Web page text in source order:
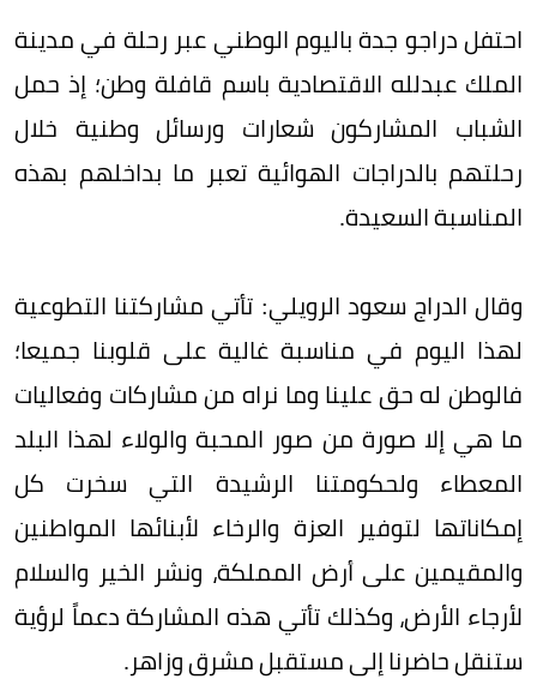
احتفل دراجو جدة باليوم الوطني عبر رحلة في مدينة
الملك عبدلله الاقتصادية باسم قافلة وطن؛ إذ حمل
الشباب المشاركون شعارات ورسائل وطنية خلال
رحلتهم بالدراجات الهوائية تعبر ما بداخلهم بهذه
المناسبة السعيدة.
وقال الدراج سعود الرويلي: تأتي مشاركتنا التطوعية
لهذا اليوم في مناسبة غالية على قلوبنا جميعا؛
فالوطن له حق علينا وما نراه من مشاركات وفعاليات
ما هي إلا صورة من صور المحبة والولاء لهذا البلد
المعطاء ولحكومتنا الرشيدة التي سخرت كل
إمكاناتها لتوفير العزة والرخاء لأبنائها المواطنين
والمقيمين على أرض المملكة، ونشر الخير والسلام
لأرجاء الأرض، وكذلك تأتي هذه المشاركة دعماً لرؤية
ستنقل حاضرنا إلى مستقبل مشرق وزاهر.